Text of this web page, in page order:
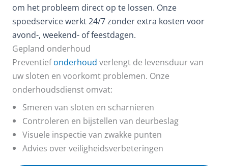
om het probleem direct op te lossen. Onze
spoedservice werkt 24/7 zonder extra kosten voor
avond-, weekend- of feestdagen.
Gepland onderhoud
Preventiefonderhoud verlengt de levensduur van
uw sloten en voorkomt problemen. Onze
onderhoudsdienst omvat:
Smeren van sloten en scharnieren
Controleren en bijstellen van deurbeslag
Visuele inspectie van zwakke punten
Advies over veiligheidsverbeteringen